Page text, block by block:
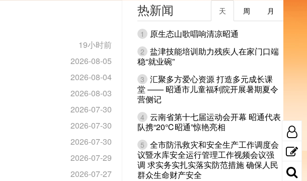
19小时前
2026-08-05
2026-08-04
2026-08-03
2026-07-30
2026-07-30
2026-07-30
2026-07-29
2026-07-27
热新闻 月
周
天
1 原生态山歌唱响清凉昭通
2 盐津技能培训助力残疾人在家门口端
稳“就业碗”
3 汇聚多方爱心资源 打造多元成长课
堂 —— 昭通市儿童福利院开展暑期夏令
营侧记
4 云南省第十七届运动会开幕 昭通代表
队携“20℃昭通”惊艳亮相
5 全市防汛救灾和安全生产工作调度会
议暨水库安全运行管理工作视频会议强
调 求实务实扎实落实防范措施 确保人民
群众生命财产安全